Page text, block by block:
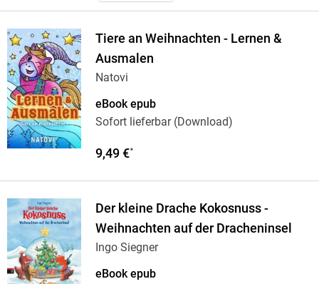
Tiere an Weihnachten - Lernen &
Ausmalen
Natovi
eBook epub
Sofort lieferbar (Download)
9,49 €*
Der kleine Drache Kokosnuss -
Weihnachten auf der Dracheninsel
Ingo Siegner
eBook epub